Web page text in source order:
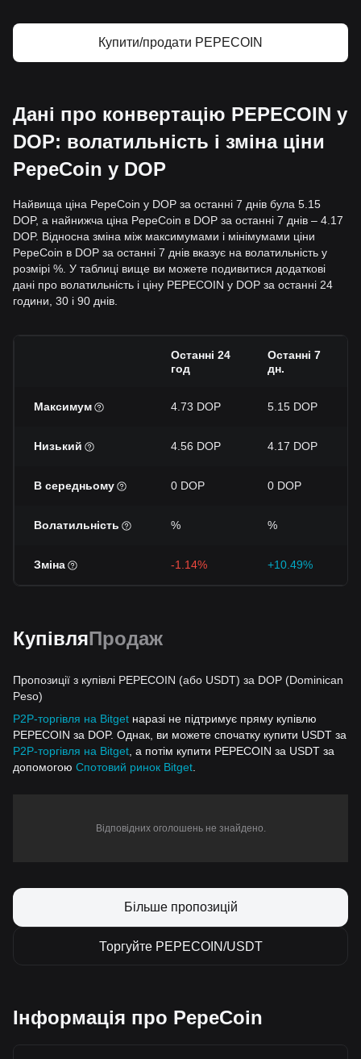
Купити/продати PEPECOIN
Дані про конвертацію PEPECOIN у
DOP: волатильність і зміна ціни
PepeCoin у DOP
Найвища ціна PepeCoin у DOP за останні 7 днів була 5.15
DOP, а найнижча ціна PepeCoin в DOP за останні 7 днів – 4.17
DOP. Відносна зміна між максимумами і мінімумами ціни
PepeCoin в DOP за останні 7 днів вказує на волатильність у
розмірі %. У таблиці вище ви можете подивитися додаткові
дані про волатильність і ціну PEPECOIN у DOP за останні 24
години, 30 і 90 днів.
Останні 24
год
Останні 7
дн.
Максимум 4.73 DOP 5.15 DOP
Низький 4.56 DOP 4.17 DOP
В середньому 0 DOP 0 DOP
Волатильність % %
Зміна -1.14% +10.49%
КупівляПродаж
Пропозиції з купівлі PEPECOIN (або USDT) за DOP (Dominican
Peso)
P2P-торгівля на Bitget наразі не підтримує пряму купівлю
PEPECOIN за DOP. Однак, ви можете спочатку купити USDT за
P2P-торгівля на Bitget , а потім купити PEPECOIN за USDT за
допомогою Спотовий ринок Bitget
Відповідних оголошень не знайдено.
Більше пропозицій
Торгуйте PEPECOIN/USDT
Інформація про PepeCoin